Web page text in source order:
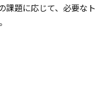
課題に応じて、必要なト